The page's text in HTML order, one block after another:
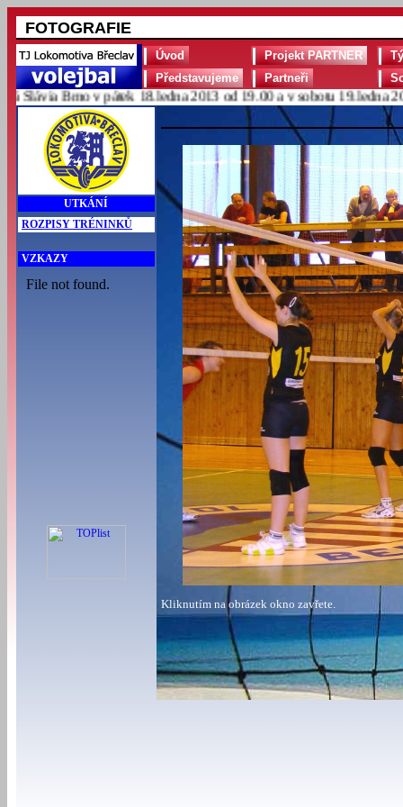
FOTOGRAFIE
Úvod Projekt PARTNER
Představujeme
Partneři
Brno v pátek 18.ledna 2013 od 19.00 a v sobotu 19.ledna 2013
UTKÁNÍ
ROZPISY TRÉNINKŮ
VZKAZY
Kliknutím na obrázek okno zavřete.